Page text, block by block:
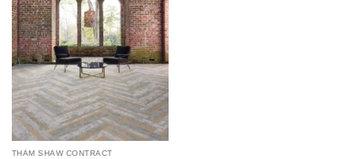
THẢM SHAW CONTRACT